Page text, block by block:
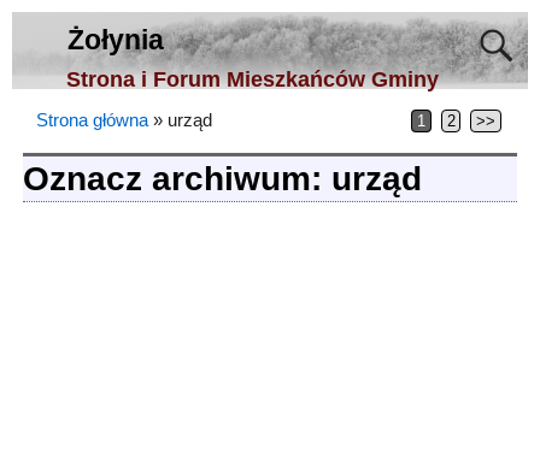
Żołynia
Strona i Forum Mieszkańców Gminy
Strona główna » urząd 1 2 >>
Oznacz archiwum: urząd